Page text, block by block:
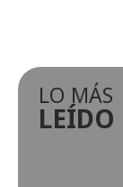
LO MÁS
LEÍDO